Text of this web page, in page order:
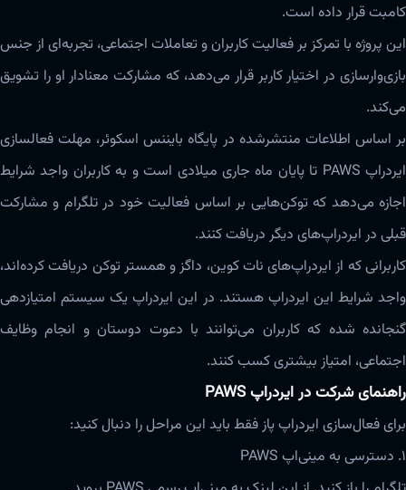
کامبت قرار داده است.
این پروژه با تمرکز بر فعالیت کاربران و تعاملات اجتماعی، تجربه‌ای از جنس
بازی‌وارسازی در اختیار کاربر قرار می‌دهد، که مشارکت معنادار او را تشویق
می‌کند.
بر اساس اطلاعات منتشرشده در پایگاه بایننس اسکوئر، مهلت فعالسازی
ایردراپ PAWS تا پایان ماه جاری میلادی است و به کاربران واجد شرایط
اجازه می‌دهد که توکن‌هایی بر اساس فعالیت‌ خود در تلگرام و مشارکت
قبلی در ایردراپ‌های دیگر دریافت کنند.
کاربرانی که از ایردراپ‌های نات کوین، داگز و همستر توکن دریافت کرده‌اند،
واجد شرایط این ایردراپ هستند. در این ایردراپ یک سیستم امتیازدهی
گنجانده شده که کاربران می‌توانند با دعوت دوستان و انجام وظایف
اجتماعی، امتیاز بیشتری کسب کنند.
راهنمای شرکت در ایردراپ PAWS
برای فعال‌سازی ایردراپ پاز فقط باید این مراحل را دنبال کنید:
۱. دسترسی به مینی‌اپ PAWS